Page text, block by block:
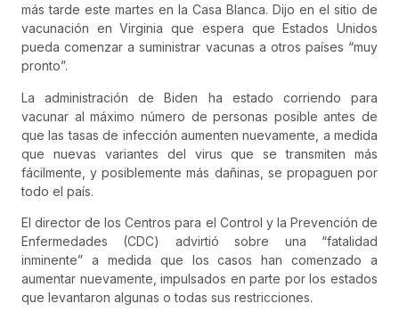
más tarde este martes en la Casa Blanca. Dijo en el sitio de
vacunación en Virginia que espera que Estados Unidos
pueda comenzar a suministrar vacunas a otros países “muy
pronto”.
La administración de Biden ha estado corriendo para
vacunar al máximo número de personas posible antes de
que las tasas de infección aumenten nuevamente, a medida
que nuevas variantes del virus que se transmiten más
fácilmente, y posiblemente más dañinas, se propaguen por
todo el país.
El director de los Centros para el Control y la Prevención de
Enfermedades (CDC) advirtió sobre una “fatalidad
inminente” a medida que los casos han comenzado a
aumentar nuevamente, impulsados en parte por los estados
que levantaron algunas o todas sus restricciones.